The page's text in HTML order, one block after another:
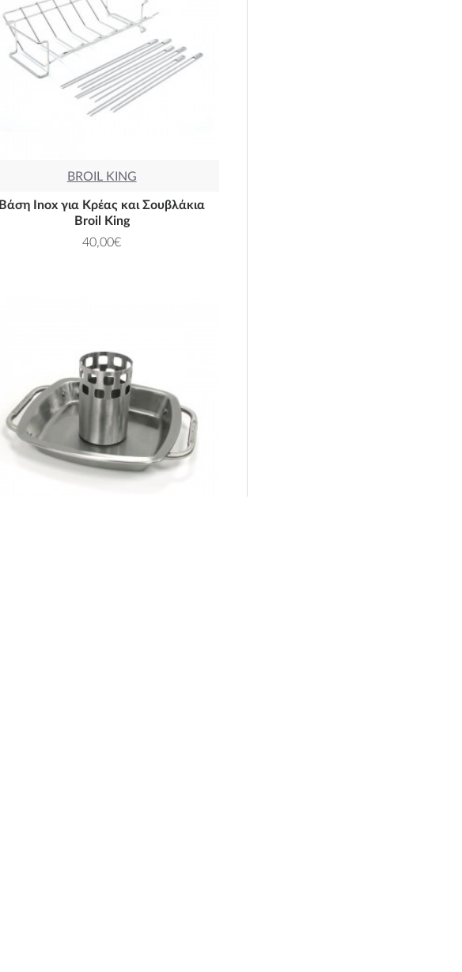
BROIL KING
Βάση Inox για Κρέας και Σουβλάκια
Broil King
40,00€